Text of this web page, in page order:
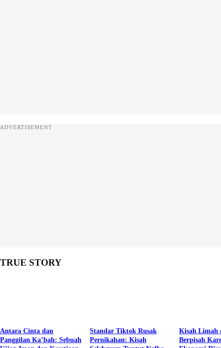
ADVERTISEMENT
TRUE STORY
Antara Cinta dan
Panggilan Ka’bah: Sebuah
Standar Tiktok Rusak
Pernikahan: Kisah
Kisah Limah
Berpisah